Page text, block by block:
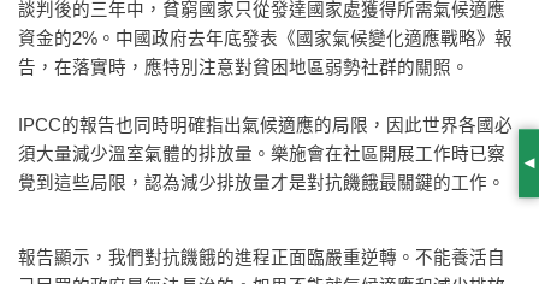
談判後的三年中，貧窮國家只從發達國家處獲得所需氣候適應
資金的2%。中國政府去年底發表《國家氣候變化適應戰略》報
告，在落實時，應特別注意對貧困地區弱勢社群的關照。
IPCC的報告也同時明確指出氣候適應的局限，因此世界各國必
須大量減少溫室氣體的排放量。樂施會在社區開展工作時已察
覺到這些局限，認為減少排放量才是對抗饑餓最關鍵的工作。
報告顯示，我們對抗饑餓的進程正面臨嚴重逆轉。不能養活自